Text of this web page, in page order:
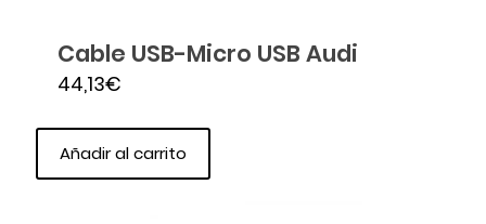
Cable USB-Micro USB Audi
44,13€
Añadir al carrito